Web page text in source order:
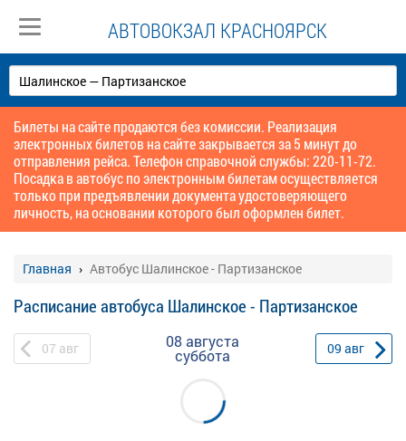
АВТОВОКЗАЛ КРАСНОЯРСК
Билеты на сайте продаются без комиссии. Реализация
электронных билетов на сайте закрывается за 5 минут до
отправления рейса. Телефон справочной службы: 220-11-72.
Посадка в автобус по электронным билетам осуществляется
только при предъявлении документа удостоверяющего
личность, на основании которого был оформлен билет.
Главная Автобус Шалинское - Партизанское
Расписание автобуса Шалинское - Партизанское
07 авг 08 августа
суббота 09 авг